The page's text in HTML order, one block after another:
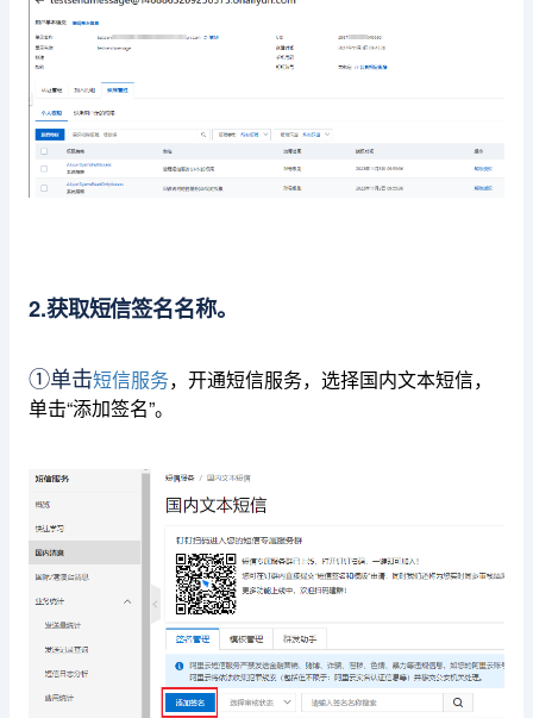
2.获取短信签名名称。
﻿①单击短信服务，开通短信服务，选择国内文本短信，
单击“添加签名”。